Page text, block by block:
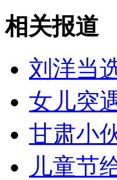
脑瘤男孩乘飞机高空
山西运城恶犬咬伤
女孩北京地铁殴打
无痛分娩是否安全
相关报道
刘洋当
女儿突
甘肃小
儿童节